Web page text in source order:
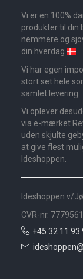
Vi er en 100%
produkter til din
nemmere og
din hverdag
Vi har egen
stort set hele
samlet levering.
Vi oplever
via e-mærket
uden skjulte
at give flest
Ideshoppen.
Ideshoppen v/
CVR-nr.
+45 32 11 93